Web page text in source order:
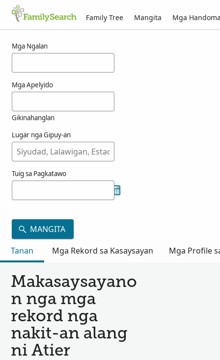
Family Tree Mangita Mga
Mga Ngalan
Mga Apelyido
Gikinahanglan
Lugar nga Gipuy-an
Tuig sa Pagkatawo
MANGITA
Tanan
Mga Rekord sa Kasaysayan Mga Profile
Makasaysayano
n nga mga
rekord nga
nakit-an alang
ni Atier